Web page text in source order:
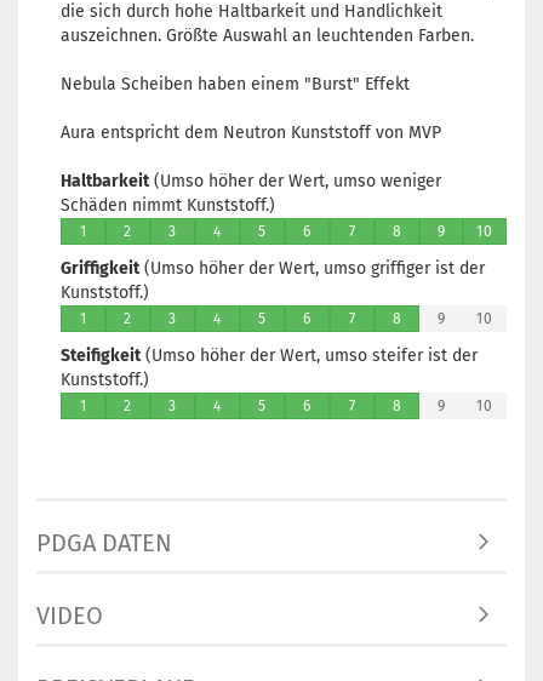
die sich durch hohe Haltbarkeit und Handlichkeit
auszeichnen. Größte Auswahl an leuchtenden Farben.
Nebula Scheiben haben einem "Burst" Effekt
Aura entspricht dem Neutron Kunststoff von MVP
Haltbarkeit(Umso höher der Wert, umso weniger
Schäden nimmt Kunststoff.)
1 2 3 4 5 6 7 8 9 10
Griffigkeit(Umso höher der Wert, umso griffiger ist der
Kunststoff.)
1 2 3 4 5 6 7 8 9 10
Steifigkeit(Umso höher der Wert, umso steifer ist der
Kunststoff.)
1 2 3 4 5 6 7 8 9 10
PDGA DATEN
VIDEO